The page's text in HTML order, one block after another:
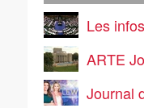
Les
ARTE
Journal